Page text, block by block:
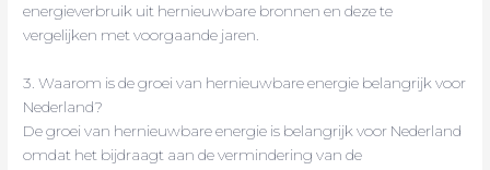
energieverbruik uit hernieuwbare bronnen en deze te
vergelijken met voorgaande jaren.
3. Waarom is de groei van hernieuwbare energie belangrijk voor
Nederland?
De groei van hernieuwbare energie is belangrijk voor Nederland
omdat het bijdraagt aan de vermindering van de